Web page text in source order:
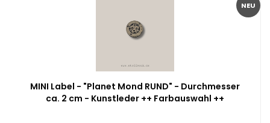
NEU
MINI Label - "Planet Mond RUND" - Durchmesser
ca. 2 cm - Kunstleder ++ Farbauswahl ++